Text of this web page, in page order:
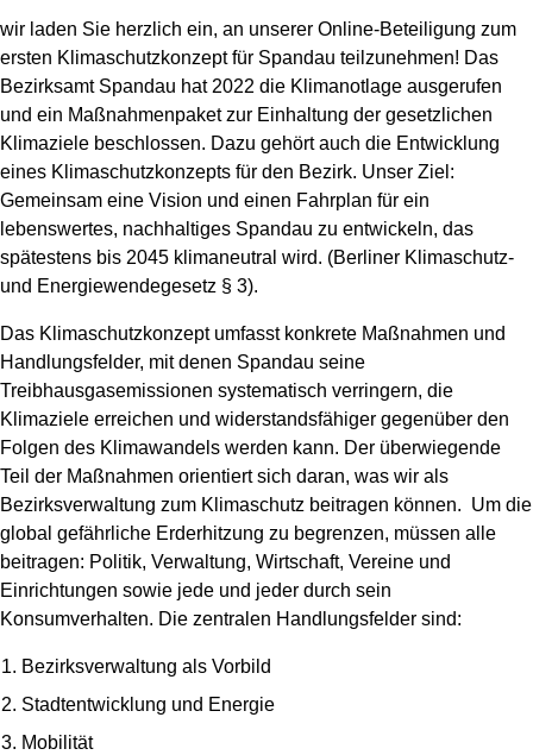
wir laden Sie herzlich ein, an unserer Online-Beteiligung zum
ersten Klimaschutzkonzept für Spandau teilzunehmen! Das
Bezirksamt Spandau hat 2022 die Klimanotlage ausgerufen
und ein Maßnahmenpaket zur Einhaltung der gesetzlichen
Klimaziele beschlossen. Dazu gehört auch die Entwicklung
eines Klimaschutzkonzepts für den Bezirk. Unser Ziel:
Gemeinsam eine Vision und einen Fahrplan für ein
lebenswertes, nachhaltiges Spandau zu entwickeln, das
spätestens bis 2045 klimaneutral wird. (Berliner Klimaschutz-
und Energiewendegesetz § 3).
Das Klimaschutzkonzept umfasst konkrete Maßnahmen und
Handlungsfelder, mit denen Spandau seine
Treibhausgasemissionen systematisch verringern, die
Klimaziele erreichen und widerstandsfähiger gegenüber den
Folgen des Klimawandels werden kann. Der überwiegende
Teil der Maßnahmen orientiert sich daran, was wir als
Bezirksverwaltung zum Klimaschutz beitragen können. Um die
global gefährliche Erderhitzung zu begrenzen, müssen alle
beitragen: Politik, Verwaltung, Wirtschaft, Vereine und
Einrichtungen sowie jede und jeder durch sein
Konsumverhalten. Die zentralen Handlungsfelder sind:
Bezirksverwaltung als Vorbild
Stadtentwicklung und Energie
Mobilität